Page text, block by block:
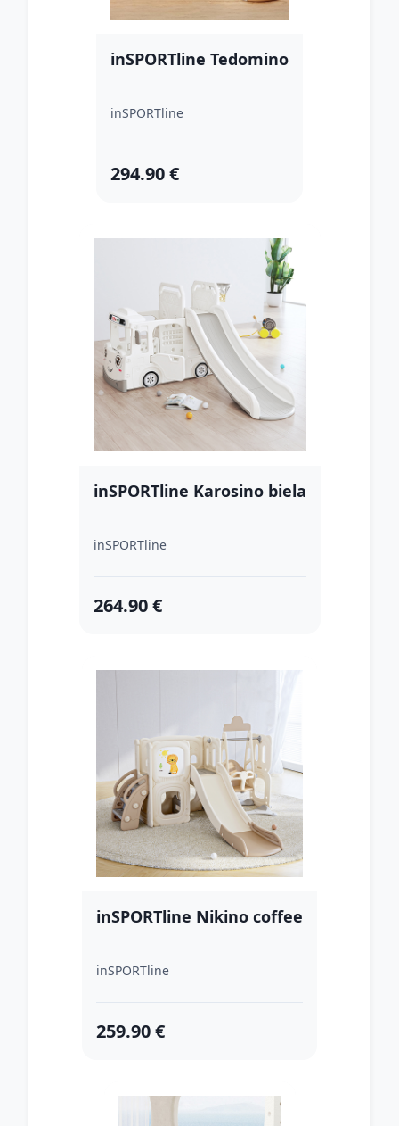
inSPORTline Tedomino
inSPORTline
294.90 €
inSPORTline Karosino biela
inSPORTline
264.90 €
inSPORTline Nikino coffee
inSPORTline
259.90 €